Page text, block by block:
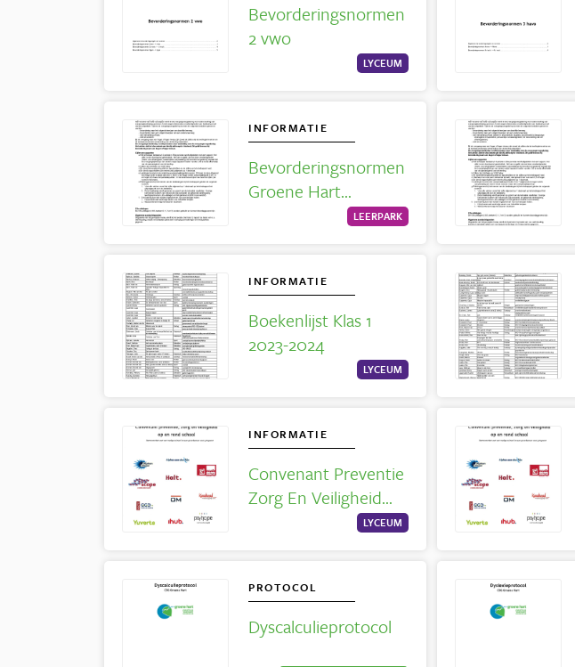
Bevorderingsnormen
2 vwo
LYCEUM
INFORMATIE
Bevorderingsnormen
Groene Hart
Leerpark 2025-2026
LEERPARK
INFORMATIE
Boekenlijst Klas 1
2023-2024
LYCEUM
INFORMATIE
Convenant Preventie
Zorg En Veiligheid
Op En Rond School
LYCEUM
PROTOCOL
Dyscalculieprotocol